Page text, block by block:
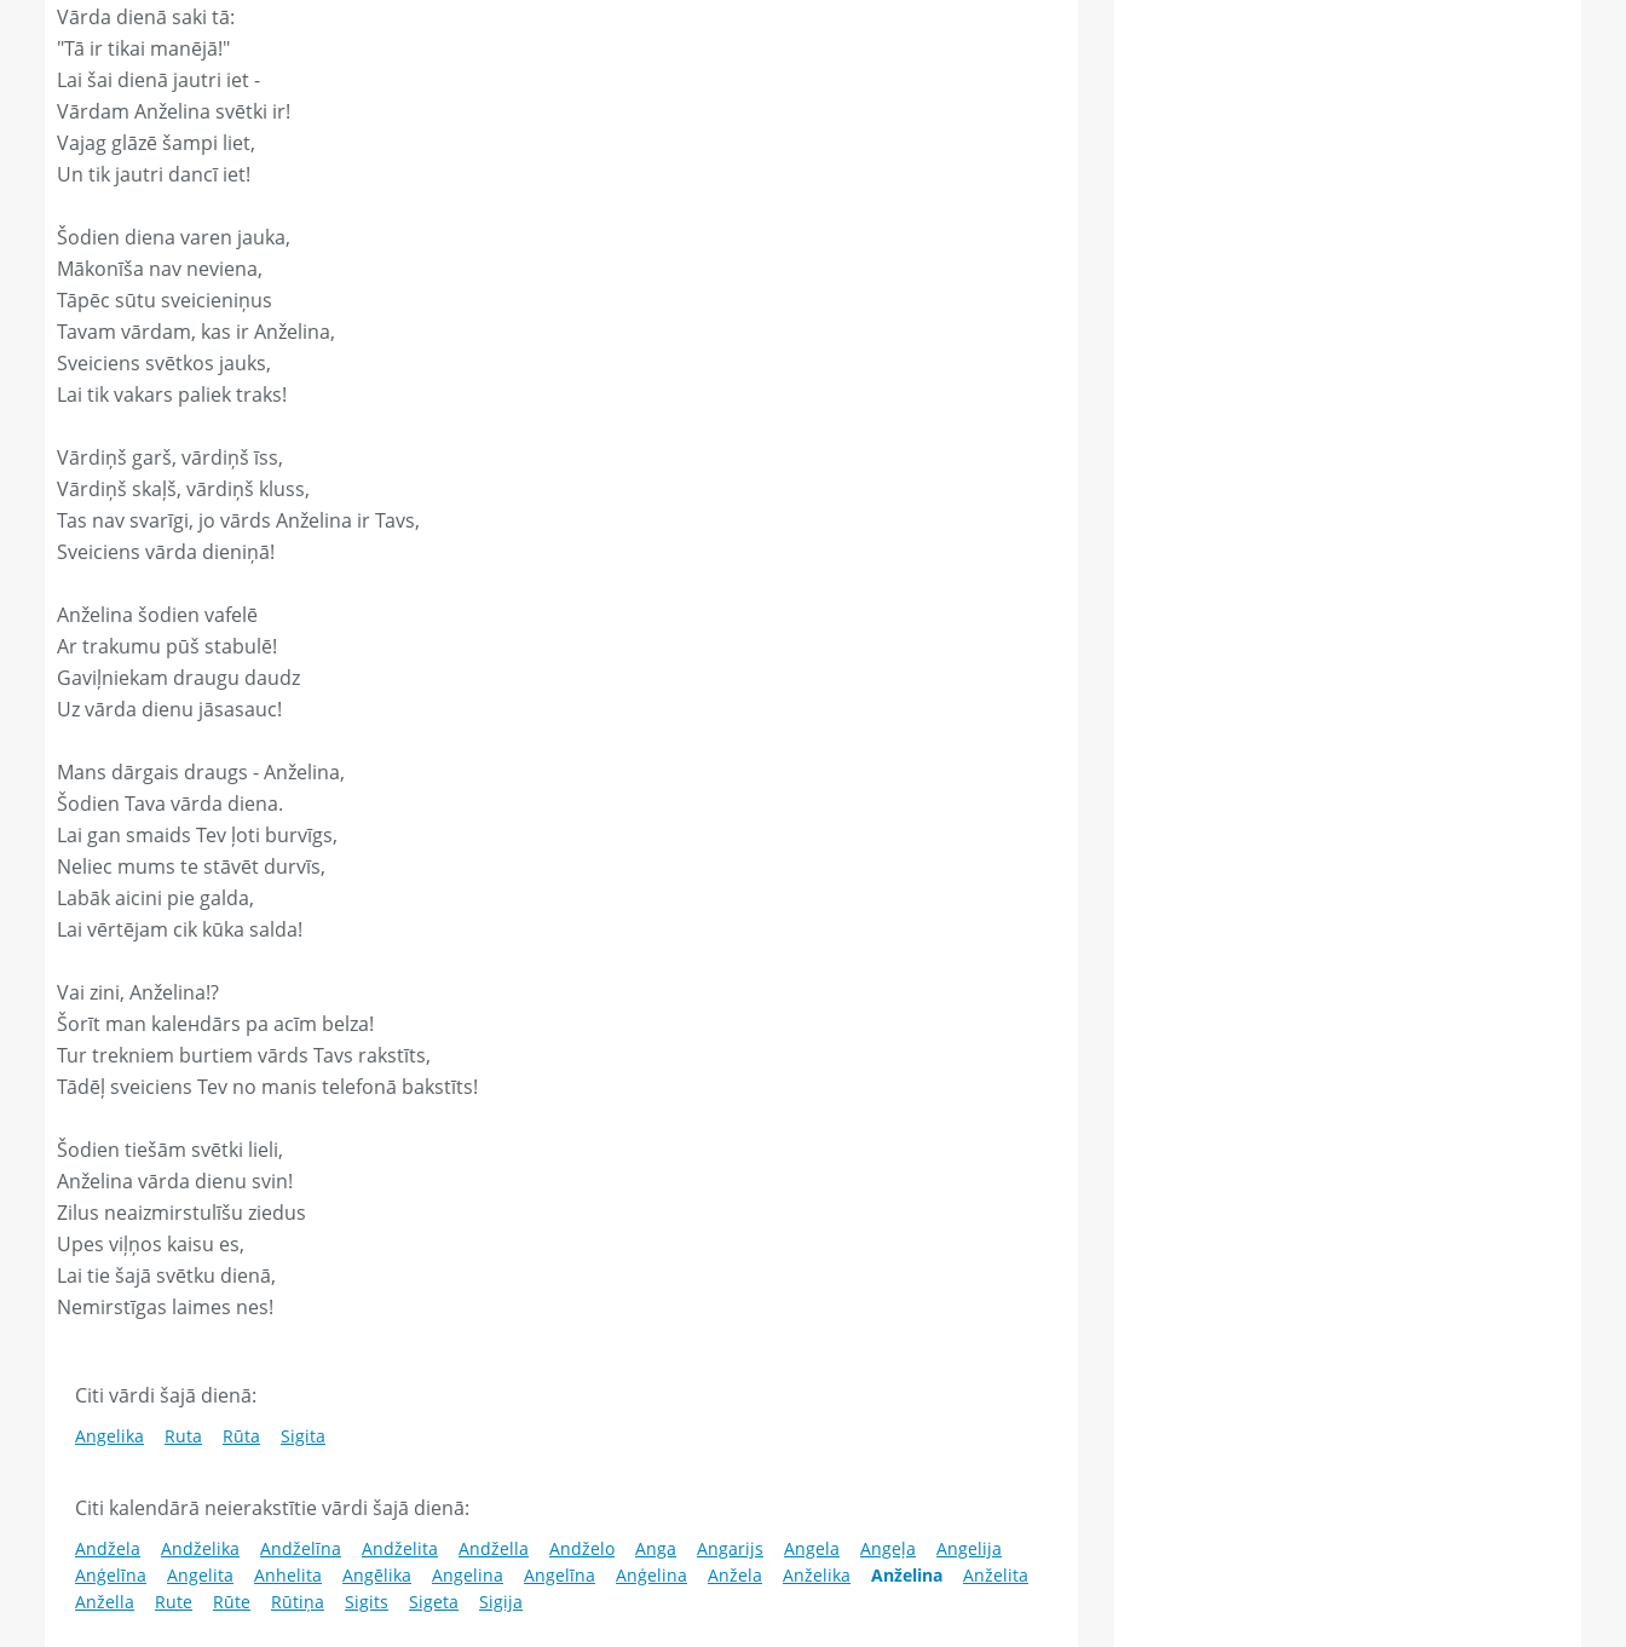
Vārda dienā saki tā:
"Tā ir tikai manējā!"
Lai šai dienā jautri iet -
Vārdam Anželina svētki ir!
Vajag glāzē šampi liet,
Un tik jautri dancī iet!
Šodien diena varen jauka,
Mākonīša nav neviena,
Tāpēc sūtu sveicieniņus
Tavam vārdam, kas ir Anželina,
Sveiciens svētkos jauks,
Lai tik vakars paliek traks!
Vārdiņš garš, vārdiņš īss,
Vārdiņš skaļš, vārdiņš kluss,
Tas nav svarīgi, jo vārds Anželina ir Tavs,
Sveiciens vārda dieniņā!
Anželina šodien vafelē
Ar trakumu pūš stabulē!
Gaviļniekam draugu daudz
Uz vārda dienu jāsasauc!
Mans dārgais draugs - Anželina,
Šodien Tava vārda diena.
Lai gan smaids Tev ļoti burvīgs,
Neliec mums te stāvēt durvīs,
Labāk aicini pie galda,
Lai vērtējam cik kūka salda!
Vai zini, Anželina!?
Šorīt man kaleнdārs pa acīm belza!
Tur trekniem burtiem vārds Tavs rakstīts,
Tādēļ sveiciens Tev no manis telefonā bakstīts!
Šodien tiešām svētki lieli,
Anželina vārda dienu svin!
Zilus neaizmirstulīšu ziedus
Upes viļņos kaisu es,
Lai tie šajā svētku dienā,
Nemirstīgas laimes nes!
Citi vārdi šajā dienā:
Angelika Ruta Rūta Sigita
Citi kalendārā neierakstītie vārdi šajā dienā:
Andžela Andželika Andželīna Andželita Andžella Andželo Anga Angarijs Angela Angeļa
Angelija
Anģelīna
Angelita Anhelita Angēlika Angelina Angelīna Anģelina Anžela Anželika Anželina
Anželita
Anžella
Rute Rūte Rūtiņa Sigits Sigeta Sigija